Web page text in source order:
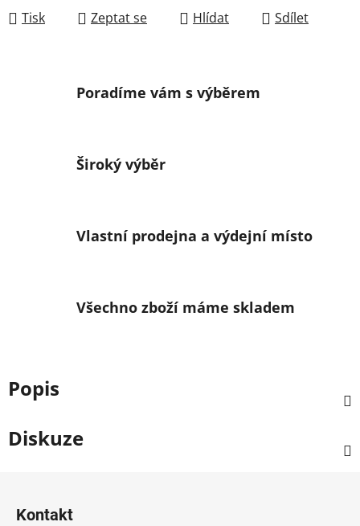
Tisk
Zeptat se Hlídat Sdílet
Poradíme vám s výběrem
Široký výběr
Vlastní prodejna a výdejní místo
Všechno zboží máme skladem
Popis
Diskuze
Kontakt